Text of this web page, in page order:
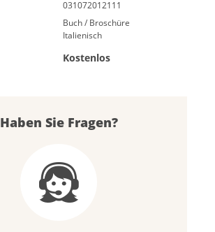
Buch / Broschüre
Italienisch
Kostenlos
Haben Sie Fragen?